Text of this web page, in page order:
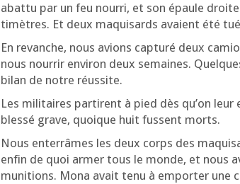
abat­tu par un feu nour­ri, et son épaule
ti­mètres. Et deux maqui­sards avaient été
En revanche, nous avions cap­tu­ré deux
nous nour­rir envi­ron deux semaines.
bilan de notre réussite.
Les mili­taires par­tirent à pied dès qu’on leur
bles­sé grave, quoique huit fussent morts.
Nous enter­râmes les deux corps des
enfin de quoi armer tous le monde, et nous
muni­tions. Mona avait tenu à empor­ter une